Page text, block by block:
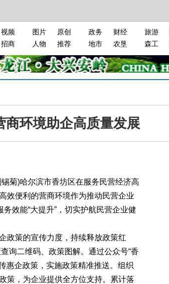
视频
招商
图片
原创
人物
推荐
政务
财经
地市
农垦
旅游
森工
商环境助企高质量发展
)哈尔滨市香坊区在服务民营经济高
效便利的营商环境作为推动民营企业
效能“大提升”，切实护航民营企业健
策的宣传力度，持续释放政策红
询二维码、政策图解。通过公众号“香
惠企政策，实施政策精准推送。组织
策，为企业提供全方位支持。累计落